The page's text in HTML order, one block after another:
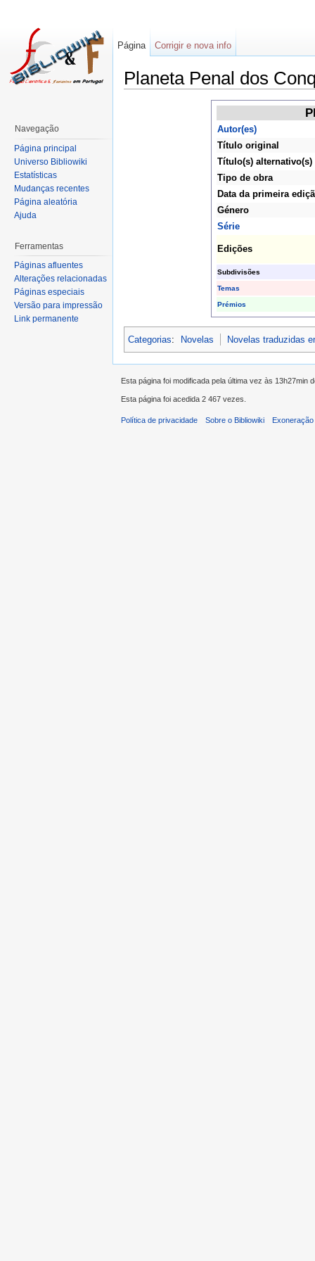
Planeta Penal dos
Autor(es)
Título original
Título(s) alternativo(s)
Tipo de obra
Data da primeira
Género
Série
Edições
Subdivisões
Temas
Prémios
Categorias: Novelas Novelas traduzidas
Página Corrigir e nova info
Navegação
Página principal
Universo Bibliowiki
Estatísticas
Mudanças recentes
Página aleatória
Ajuda
Ferramentas
Páginas afluentes
Alterações relacionadas
Páginas especiais
Versão para impressão
Link permanente
Esta página foi modificada pela última vez às 13h27min
Esta página foi acedida 2 467 vezes.
Política de privacidade Sobre o Bibliowiki